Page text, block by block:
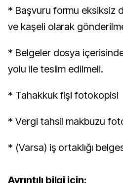
* Başvuru formu eksiksiz
ve kaşeli olarak
* Belgeler dosya
yolu ile teslim edilmeli.
* Tahakkuk fişi fotokopisi
* Vergi tahsil makbuzu
* (Varsa) iş ortaklığı
Ayrıntılı bilgi için: